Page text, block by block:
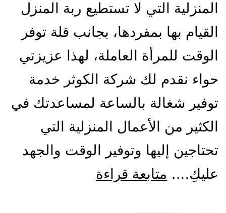
المنزلية التي لا تستطيع ربة المنزل
القيام بها بمفردها، بجانب قلة توفر
الوقت للمرأة العاملة، لهذا عزيزتي
حواء نقدم لك شركة الكوثر خدمة
توفير شغالة بالساعة لمساعدتك في
الكثير من الأعمال المنزلية التي
تحتاجين إليها وتوفير الوقت والجهد
عليكِ.… متابعة قراءة